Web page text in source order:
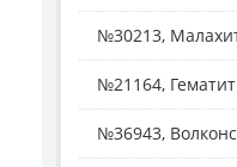
№30213,
№21164, Гематит
№36943,